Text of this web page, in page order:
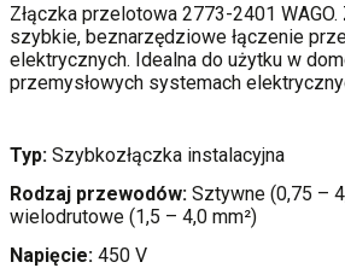
Złączka przelotowa 2773-2401
szybkie, beznarzędziowe łączenie
elektrycznych. Idealna do użytku w
przemysłowych systemach
Typ: Szybkozłączka instalacyjna
Rodzaj przewodów: Sztywne (0,75 –
wielodrutowe (1,5 – 4,0 mm²)
Napięcie: 450 V